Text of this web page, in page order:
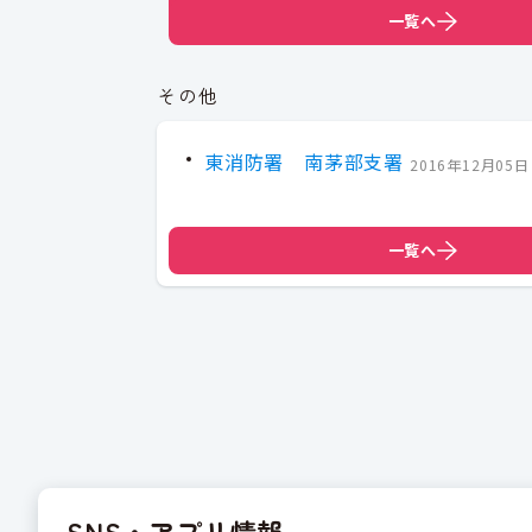
一覧へ
その他
東消防署 南茅部支署 2016年12月05日
一覧へ